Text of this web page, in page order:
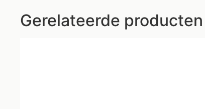
Gerelateerde producten